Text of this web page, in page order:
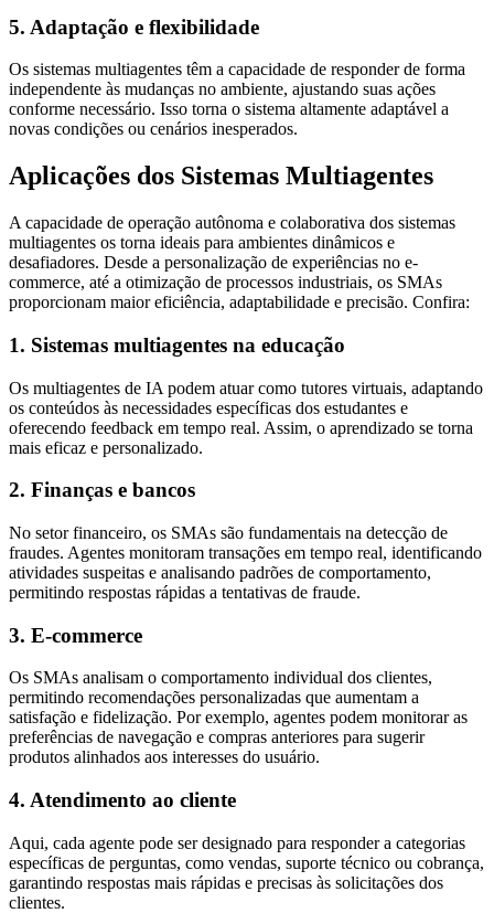
5. Adaptação e flexibilidade
Os sistemas multiagentes têm a capacidade de responder de forma
independente às mudanças no ambiente, ajustando suas ações
conforme necessário. Isso torna o sistema altamente adaptável a
novas condições ou cenários inesperados.
Aplicações dos Sistemas Multiagentes
A capacidade de operação autônoma e colaborativa dos sistemas
multiagentes os torna ideais para ambientes dinâmicos e
desafiadores. Desde a personalização de experiências no e-
commerce, até a otimização de processos industriais, os SMAs
proporcionam maior eficiência, adaptabilidade e precisão. Confira:
1. Sistemas multiagentes na educação
Os multiagentes de IA podem atuar como tutores virtuais, adaptando
os conteúdos às necessidades específicas dos estudantes e
oferecendo feedback em tempo real. Assim, o aprendizado se torna
mais eficaz e personalizado.
2. Finanças e bancos
No setor financeiro, os SMAs são fundamentais na detecção de
fraudes. Agentes monitoram transações em tempo real, identificando
atividades suspeitas e analisando padrões de comportamento,
permitindo respostas rápidas a tentativas de fraude.
3. E-commerce
Os SMAs analisam o comportamento individual dos clientes,
permitindo recomendações personalizadas que aumentam a
satisfação e fidelização. Por exemplo, agentes podem monitorar as
preferências de navegação e compras anteriores para sugerir
produtos alinhados aos interesses do usuário.
4. Atendimento ao cliente
Aqui, cada agente pode ser designado para responder a categorias
específicas de perguntas, como vendas, suporte técnico ou cobrança,
garantindo respostas mais rápidas e precisas às solicitações dos
clientes.